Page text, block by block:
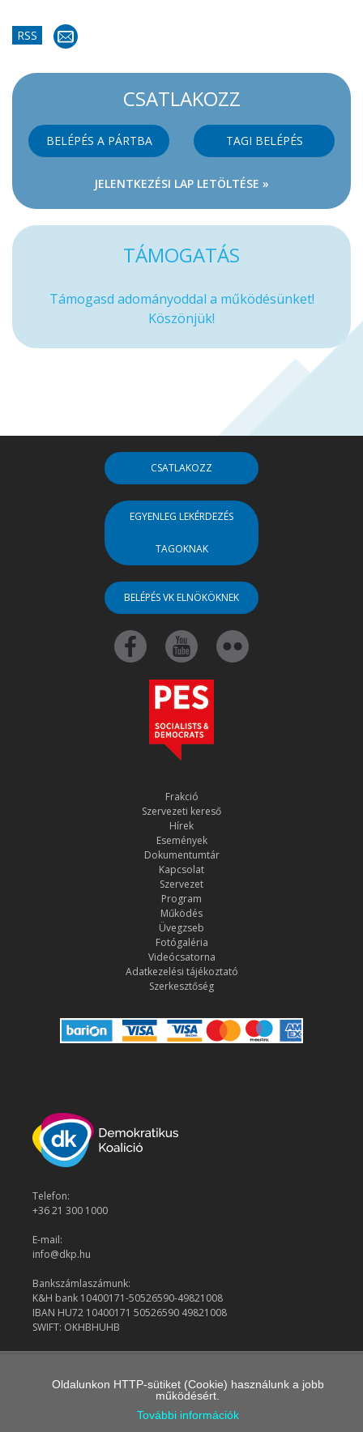
RSS
CSATLAKOZZ
BELÉPÉS A PÁRTBA TAGI BELÉPÉS
JELENTKEZÉSI LAP LETÖLTÉSE »
TÁMOGATÁS
Támogasd adományoddal a működésünket!
Köszönjük!
CSATLAKOZZ
EGYENLEG LEKÉRDEZÉS
TAGOKNAK
BELÉPÉS VK ELNÖKÖKNEK
Frakció
Szervezeti kereső
Hírek
Események
Dokumentumtár
Kapcsolat
Szervezet
Program
Működés
Üvegzseb
Fotógaléria
Videócsatorna
Adatkezelési tájékoztató
Szerkesztőség
Telefon:
+36 21 300 1000
E-mail:
info@dkp.hu
Bankszámlaszámunk:
K&H bank 10400171-50526590-49821008
IBAN HU72 10400171 50526590 49821008
SWIFT: OKHBHUHB
Oldalunkon HTTP-sütiket (Cookie) használunk a jobb
működésért.
További információk